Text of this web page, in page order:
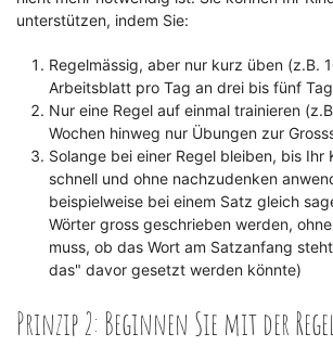
unterstützen, indem Sie:
Regelmässig, aber nur kurz üben (z.B.
Arbeitsblatt pro Tag an drei bis fünf
Nur eine Regel auf einmal trainieren
Wochen hinweg nur Übungen zur
Solange bei einer Regel bleiben, bis Ihr
schnell und ohne nachzudenken
beispielweise bei einem Satz gleich
Wörter gross geschrieben werden,
muss, ob das Wort am Satzanfang
das" davor gesetzt werden könnte)
Prinzip 2: Beginnen Sie mit der